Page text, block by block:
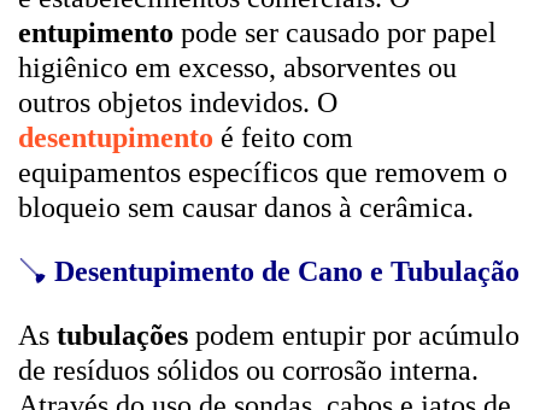
entupimento pode ser causado por papel
higiênico em excesso, absorventes ou
outros objetos indevidos. O
desentupimento é feito com
equipamentos específicos que removem o
bloqueio sem causar danos à cerâmica.
🪠 Desentupimento de Cano e Tubulação
As tubulações podem entupir por acúmulo
de resíduos sólidos ou corrosão interna.